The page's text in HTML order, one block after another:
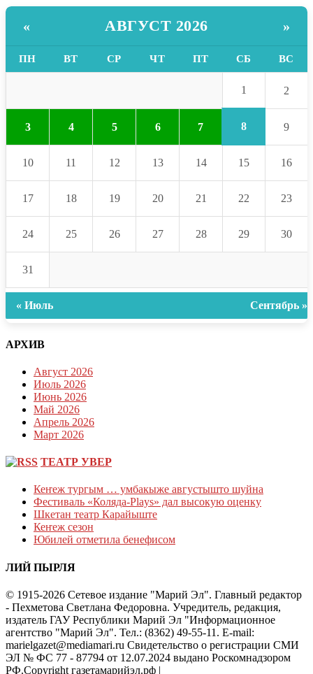
« АВГУСТ 2026 »
ПН ВТ СР ЧТ ПТ СБ ВС
1 2
3 4 5 6 7 8 9
10 11 12 13 14 15 16
17 18 19 20 21 22 23
24 25 26 27 28 29 30
31
« Июль Сентябрь »
АРХИВ
Август 2026
Июль 2026
Июнь 2026
Май 2026
Апрель 2026
Март 2026
ТЕАТР УВЕР
Кеҥеж тургым … умбакыже августышто шуйна
Фестиваль «Коляда-Plays» дал высокую оценку
Шкетан театр Карайыште
Кеҥеж сезон
Юбилей отметила бенефисом
ЛИЙ ПЫРЛЯ
© 1915-2026 Сетевое издание "Марий Эл". Главный редактор
- Пехметова Светлана Федоровна. Учредитель, редакция,
издатель ГАУ Республики Марий Эл "Информационное
агентство "Марий Эл". Тел.: (8362) 49-55-11. E-mail:
marielgazet@mediamari.ru Свидетельство о регистрации СМИ
ЭЛ № ФС 77 - 87794 от 12.07.2024 выдано Роскомнадзором
РФ.Copyright газетамарийэл.рф |